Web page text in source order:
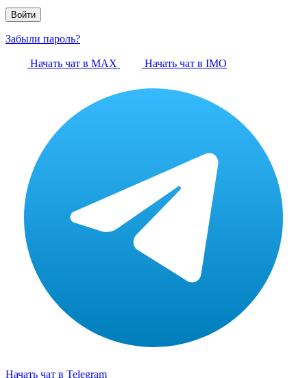
Забыли пароль?
Начать чат в MAX Начать чат в IMO
Начать чат в Telegram